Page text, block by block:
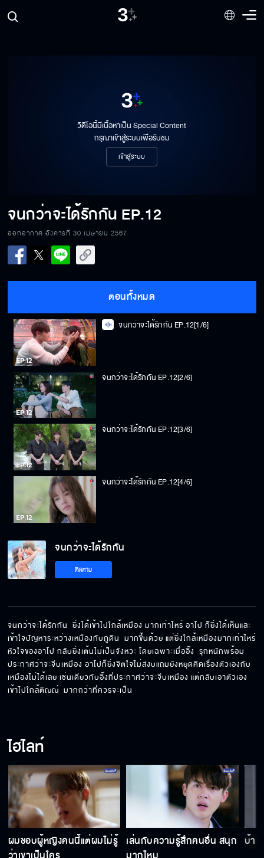
วิดีโอนี้มีเนื้อหาเป็น Special Content
กรุณาเข้าสู่ระบบเพื่อรับชม
เข้าสู่ระบบ
จนกว่าจะได้รักกัน EP.12
ออกอากาศ อังคารที่ 30 เมษายน 2567
ตอนทั้งหมด
จนกว่าจะได้รักกัน EP.12[1/6]
จนกว่าจะได้รักกัน EP.12[2/6]
จนกว่าจะได้รักกัน EP.12[3/6]
จนกว่าจะได้รักกัน EP.12[4/6]
จนกว่าจะได้รักกัน
ติดตาม
จนกว่าจะได้รักกัน  ยิ่งได้เข้าไปใกล้เหมือง มากเท่าไหร่ อาโป ก็ยิ่งได้เห็นและ
เข้าใจปัญหาระหว่างเหมืองกับภูดิน  มากขึ้นด้วย แต่ยิ่งใกล้เหมืองมากเท่าไหร่
หัวใจของอาโป กลับยิ่งเต้นไม่เป็นจังหวะ โดยเฉพาะเมื่ออิ๊ง  รุกหนักพร้อม
ประกาศว่าจะจีบเหมือง อาโปก็ยิ่งจิตใจไม่สงบแถมยังหยุดคิดเรื่องตัวเองกับ
เหมืองไม่ได้เลย เช่นเดียวกับอิ๊งที่ประกาศว่าจะจีบเหมือง แต่กลับเอาตัวเอง
เข้าไปใกล้ติณณ์  มากกว่าที่ควรจะเป็น
ไฮไลท์
ผมชอบผู้หญิงคนนี้แต่ผมไม่รู้ เล่นกับความรู้สึกคนอื่น สนุก บ้า